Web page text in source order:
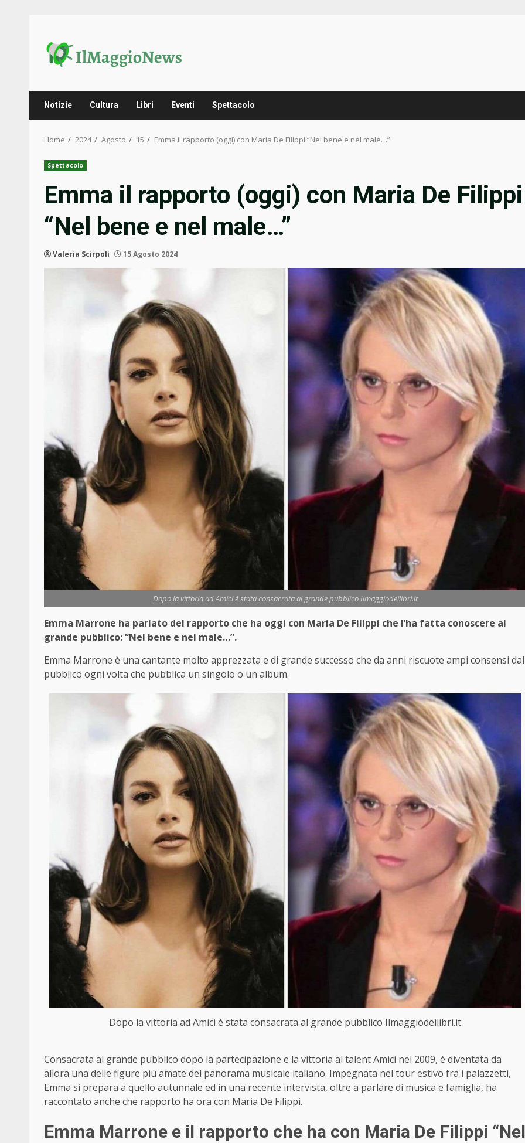
content
Notizie Cultura Libri Eventi Spettacolo
Home 2024 Agosto 15 Emma il rapporto (oggi) con Maria De Filippi “Nel bene e nel male…”
Spettacolo
Emma il rapporto (oggi) con Maria De Filippi
“Nel bene e nel male…”
Valeria Scirpoli 15 Agosto 2024
Dopo la vittoria ad Amici è stata consacrata al grande pubblico Ilmaggiodeilibri.it
Emma Marrone ha parlato del rapporto che ha oggi con Maria De Filippi che l’ha fatta conoscere al
grande pubblico: “Nel bene e nel male…”.
Emma Marrone è una cantante molto apprezzata e di grande successo che da anni riscuote ampi consensi dal
pubblico ogni volta che pubblica un singolo o un album.
Dopo la vittoria ad Amici è stata consacrata al grande pubblico Ilmaggiodeilibri.it
Consacrata al grande pubblico dopo la partecipazione e la vittoria al talent Amici nel 2009, è diventata da
allora una delle figure più amate del panorama musicale italiano. Impegnata nel tour estivo fra i palazzetti,
Emma si prepara a quello autunnale ed in una recente intervista, oltre a parlare di musica e famiglia, ha
raccontato anche che rapporto ha ora con Maria De Filippi.
Emma Marrone e il rapporto che ha con Maria De Filippi “Nel